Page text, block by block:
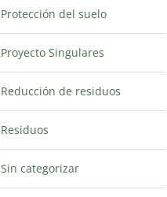
Protección del suelo
Proyecto Singulares
Reducción de residuos
Residuos
Sin categorizar